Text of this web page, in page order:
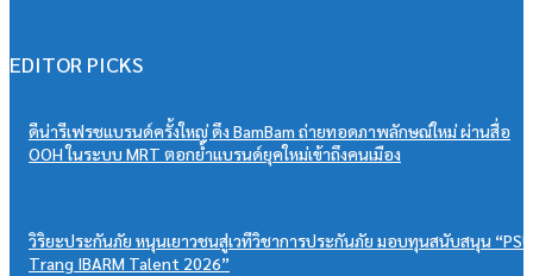
EDITOR PICKS
ดีน่ารีเฟรชแบรนด์ครั้งใหญ่ ดึง BamBam ถ่ายทอดภาพลักษณ์ใหม่ ผ่านสื่อ
OOH ในระบบ MRT ตอกย้ำแบรนด์ยุคใหม่เข้าถึงคนเมือง
วิริยะประกันภัย หนุนเยาวชนสู่เวทีวิชาการประกันภัย มอบทุนสนับสนุน “PSU
Trang IBARM Talent 2026”